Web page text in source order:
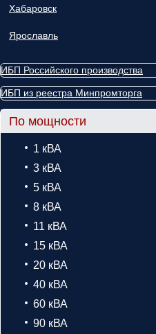
Хабаровск
Ярославль
ИБП Российского производства
ИБП из реестра Минпромторга
По мощности
1 кВА
3 кВА
5 кВА
8 кВА
11 кВА
15 кВА
20 кВА
40 кВА
60 кВА
90 кВА